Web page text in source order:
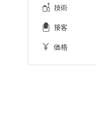
技術
接客
価格